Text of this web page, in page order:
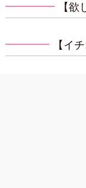
【
【イ